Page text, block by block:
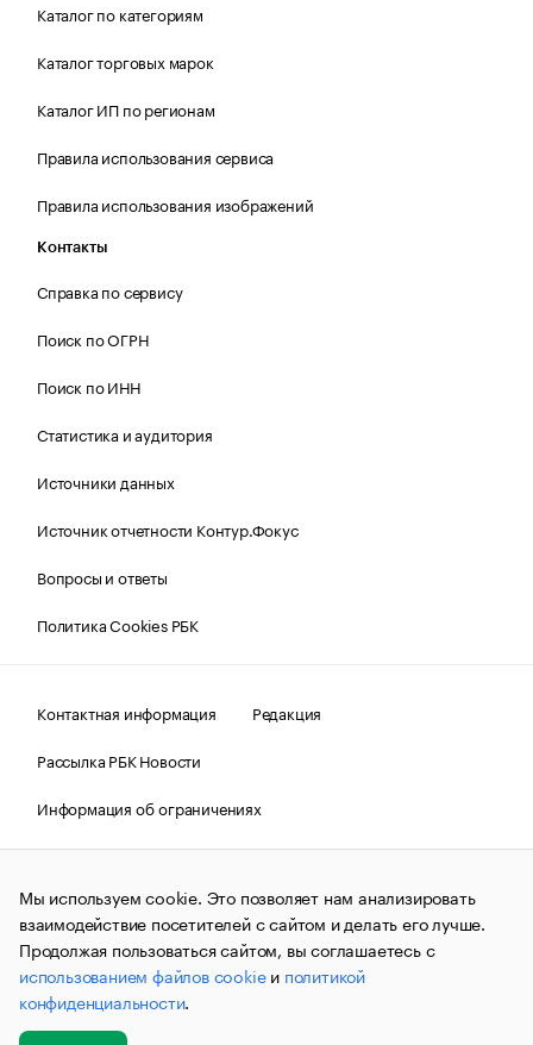
Каталог по категориям
Каталог торговых марок
Каталог ИП по регионам
Правила использования сервиса
Правила использования изображений
Контакты
Справка по сервису
Поиск по ОГРН
Поиск по ИНН
Статистика и аудитория
Источники данных
Источник отчетности Контур.Фокус
Вопросы и ответы
Политика Cookies РБК
Контактная информация
Редакция
Рассылка РБК Новости
Информация об ограничениях
Правовая информация
О соблюдении авторских прав
© АО «РОСБИЗНЕСКОНСАЛТИНГ»,1995–2026.Сообщения
и материалы информационного агентства «РБК»
(зарегистрировано Федеральной службой по надзору в сфере
связи, информационных технологий и массовых
коммуникаций (Роскомнадзор) 09.12.2015 за номером ИА
№ФС77-63848) сопровождаются пометкой «РБК». Отдельные
публикации могут содержать информацию,
не предназначенную для пользователей
Мы используем cookie. Это позволяет нам анализировать
взаимодействие посетителей с сайтом и делать его лучше.
Продолжая пользоваться сайтом, вы соглашаетесь с
использованием файлов cookieи политикой
конфиденциальности.